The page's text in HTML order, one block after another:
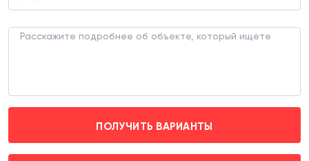
г. Москва, Амурская д. 1/2/1
Локомотив (пешком 7 мин.)
ПОЛУЧИТЬ ВАРИАНТЫ